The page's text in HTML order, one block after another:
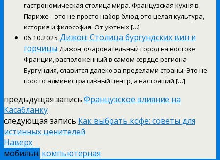
гастрономическая столица мира. Французская кухня в
Париже – это не просто набор блюд, это целая культура,
история и философия. От уютных […]
06.10.2025 Дижон: Столица бургундских вин и
горчицы Дижон, очаровательный город на востоке
Франции, расположенный в самом сердце региона
Бургундия, славится далеко за пределами страны. Это не
просто административный центр, а настоящий […]
предыдущая запись Французское влияние на
Касабланку
следующая запись Как выбрать кофе: советы для
истинных ценителей
Наверх
мобильн. компьютерная